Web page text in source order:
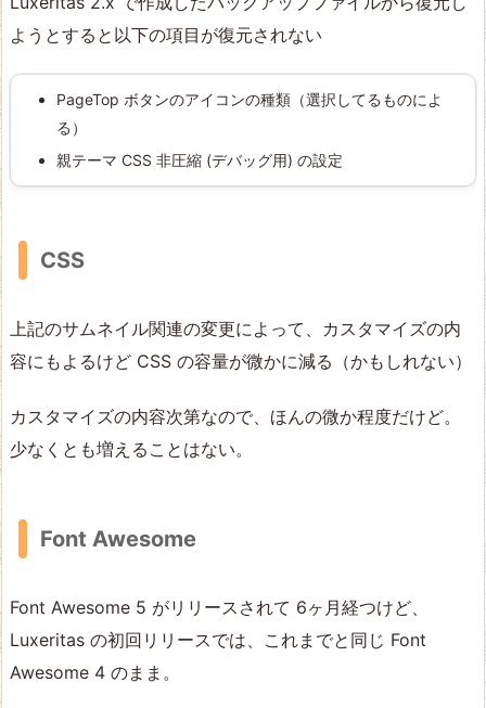
ようとすると以下の項目が復元されない
PageTop ボタンのアイコンの種類（選択してるものによ
る）
親テーマ CSS 非圧縮 (デバッグ用) の設定
CSS
上記のサムネイル関連の変更によって、カスタマイズの内
容にもよるけど CSS の容量が微かに減る（かもしれない）
カスタマイズの内容次第なので、ほんの微か程度だけど。
少なくとも増えることはない。
Font Awesome
Font Awesome 5 がリリースされて 6ヶ月経つけど、
Luxeritas の初回リリースでは、これまでと同じ Font
Awesome 4 のまま。